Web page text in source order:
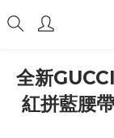
全新
紅拼藍腰